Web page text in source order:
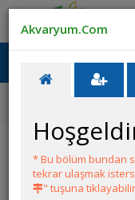
Ana Menü
Ana Sayfa
Tatlı
Cryptocoryne
Akvaryum.Com
* Bu bölüm bundan
tekrar ulaşmak
" tuşuna